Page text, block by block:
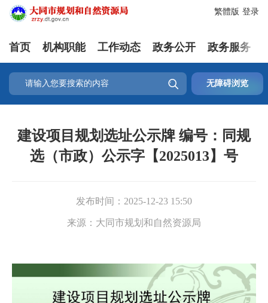
登录
繁體版
首页 机构职能 工作动态 政务公开 政务服务
 无障碍浏览
建设项目规划选址公示牌 编号：同规
选（市政）公示字【2025013】号
发布时间： 2025-12-23 15:50
来源： 大同市规划和自然资源局